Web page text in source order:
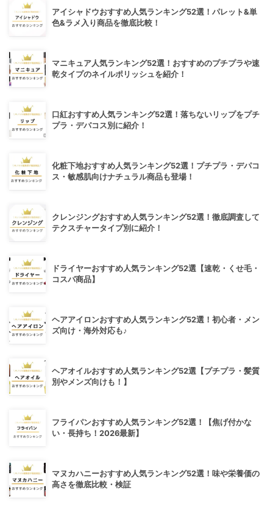
アイシャドウおすすめ人気ランキング52選！パレット&単
色&ラメ入り商品を徹底比較！
マニキュア人気ランキング52選！おすすめのプチプラや速
乾タイプのネイルポリッシュを紹介！
口紅おすすめ人気ランキング52選！落ちないリップをプチ
プラ・デパコス別に紹介！
化粧下地おすすめ人気ランキング52選！プチプラ・デパコ
ス・敏感肌向けナチュラル商品も登場！
クレンジングおすすめ人気ランキング52選！徹底調査して
テクスチャータイプ別に紹介！
ドライヤーおすすめ人気ランキング52選【速乾・くせ毛・
コスパ商品】
ヘアアイロンおすすめ人気ランキング52選！初心者・メン
ズ向け・海外対応も♪
ヘアオイルおすすめ人気ランキング52選【プチプラ・髪質
別やメンズ向けも！】
フライパンおすすめ人気ランキング52選！【焦げ付かな
い・長持ち！2026最新】
マヌカハニーおすすめ人気ランキング52選！味や栄養価の
高さを徹底比較・検証